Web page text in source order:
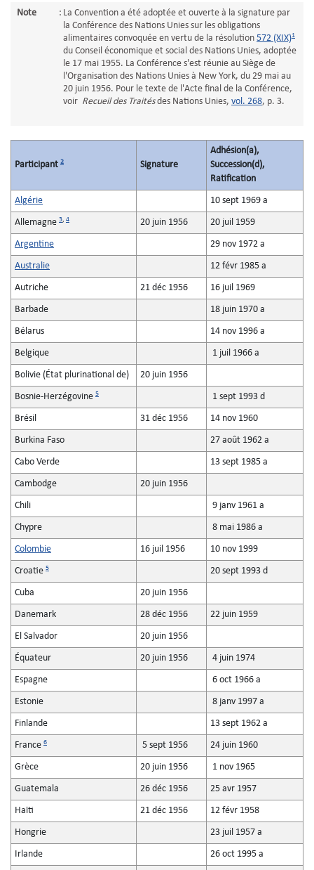
Note : La Convention a été adoptée et ouverte à la signature par
la Conférence des Nations Unies sur les obligations
alimentaires convoquée en vertu de la résolution 572 (XIX)1
du Conseil économique et social des Nations Unies, adoptée
le 17 mai 1955. La Conférence s'est réunie au Siège de
l'Organisation des Nations Unies à New York, du 29 mai au
20 juin 1956. Pour le texte de l'Acte final de la Conférence,
voir Recueil des Traitésdes Nations Unies, vol. 268, p. 3.
Participant 2 Signature
Adhésion(a),
Succession(d),
Ratification
Algérie 10 sept 1969 a
Allemagne 3, 4 20 juin 1956 20 juil 1959
Argentine 29 nov 1972 a
Australie 12 févr 1985 a
Autriche 21 déc 1956 16 juil 1969
Barbade 18 juin 1970 a
Bélarus 14 nov 1996 a
Belgique 1 juil 1966 a
Bolivie (État plurinational de) 20 juin 1956
Bosnie-Herzégovine 5 1 sept 1993 d
Brésil 31 déc 1956 14 nov 1960
Burkina Faso 27 août 1962 a
Cabo Verde 13 sept 1985 a
Cambodge 20 juin 1956
Chili 9 janv 1961 a
Chypre 8 mai 1986 a
Colombie 16 juil 1956 10 nov 1999
Croatie 5 20 sept 1993 d
Cuba 20 juin 1956
Danemark 28 déc 1956 22 juin 1959
El Salvador 20 juin 1956
Équateur 20 juin 1956 4 juin 1974
Espagne 6 oct 1966 a
Estonie 8 janv 1997 a
Finlande 13 sept 1962 a
France 6 5 sept 1956 24 juin 1960
Grèce 20 juin 1956 1 nov 1965
Guatemala 26 déc 1956 25 avr 1957
Haïti 21 déc 1956 12 févr 1958
Hongrie 23 juil 1957 a
Irlande 26 oct 1995 a